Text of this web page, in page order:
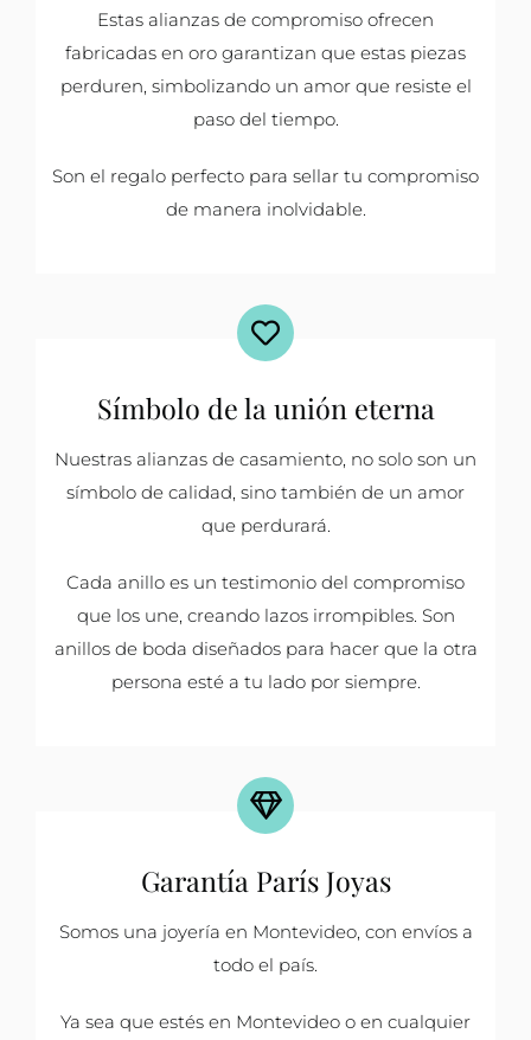
Estas alianzas de compromiso ofrecen
fabricadas en oro garantizan que estas piezas
perduren, simbolizando un amor que resiste el
paso del tiempo.
Son el regalo perfecto para sellar tu compromiso
de manera inolvidable.
Símbolo de la unión eterna
Nuestras alianzas de casamiento, no solo son un
símbolo de calidad, sino también de un amor
que perdurará.
Cada anillo es un testimonio del compromiso
que los une, creando lazos irrompibles. Son
anillos de boda diseñados para hacer que la otra
persona esté a tu lado por siempre.
Garantía París Joyas
Somos una joyería en Montevideo, con envíos a
todo el país.
Ya sea que estés en Montevideo o en cualquier